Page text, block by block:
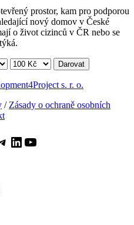
prostor, kam pro podporou
nový domov v České
o život cizinců v ČR nebo se
Darovat
s. r. o.
/ Zásady o ochraně osobních
LinkedIn
YouTube